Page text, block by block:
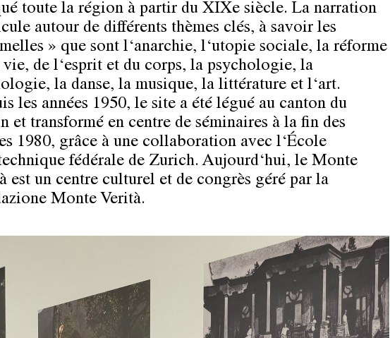
toute la région à partir du XIXe siècle. La narration
autour de différents thèmes clés, à savoir les
» que sont l‘anarchie, l‘utopie sociale, la réforme
vie, de l‘esprit et du corps, la psychologie, la
la danse, la musique, la littérature et l‘art.
les années 1950, le site a été légué au canton du
et transformé en centre de séminaires à la fin des
1980, grâce à une collaboration avec l‘École
fédérale de Zurich. Aujourd‘hui, le Monte
est un centre culturel et de congrès géré par la
Monte Verità.